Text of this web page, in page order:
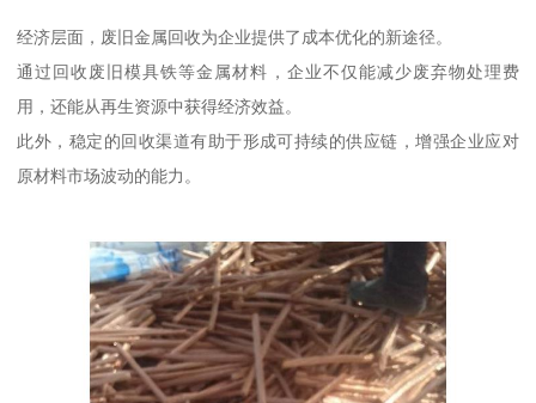
经济层面，废旧金属回收为企业提供了成本优化的新途径。
通过回收废旧模具铁等金属材料，企业不仅能减少废弃物处理费
用，还能从再生资源中获得经济效益。
此外，稳定的回收渠道有助于形成可持续的供应链，增强企业应对
原材料市场波动的能力。